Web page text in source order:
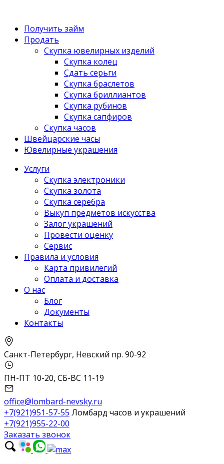
Получить займ
Продать
Скупка ювелирных изделий
Скупка колец
Сдать серьги
Скупка браслетов
Скупка бриллиантов
Скупка рубинов
Скупка сапфиров
Скупка часов
Швейцарские часы
Ювелирные украшения
Услуги
Скупка электроники
Скупка золота
Скупка серебра
Выкуп предметов искусства
Залог украшений
Провести оценку
Сервис
Правила и условия
Карта привилегий
Оплата и доставка
О нас
Блог
Документы
Контакты
Санкт-Петербург, Невский пр. 90-92
ПН-ПТ 10-20, СБ-ВС 11-19
office@lombard-nevsky.ru
+7(921)951-57-55 Ломбард часов и украшений
+7(921)955-22-00
Заказать звонок